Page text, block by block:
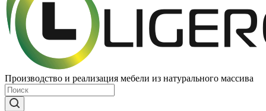
Производство и реализация мебели из натурального массива